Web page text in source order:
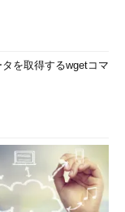
を取得するwgetコマ